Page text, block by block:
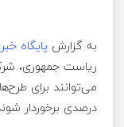
به گزارش پایگاه
ریاست جمهوری،
درصدی برخوردار